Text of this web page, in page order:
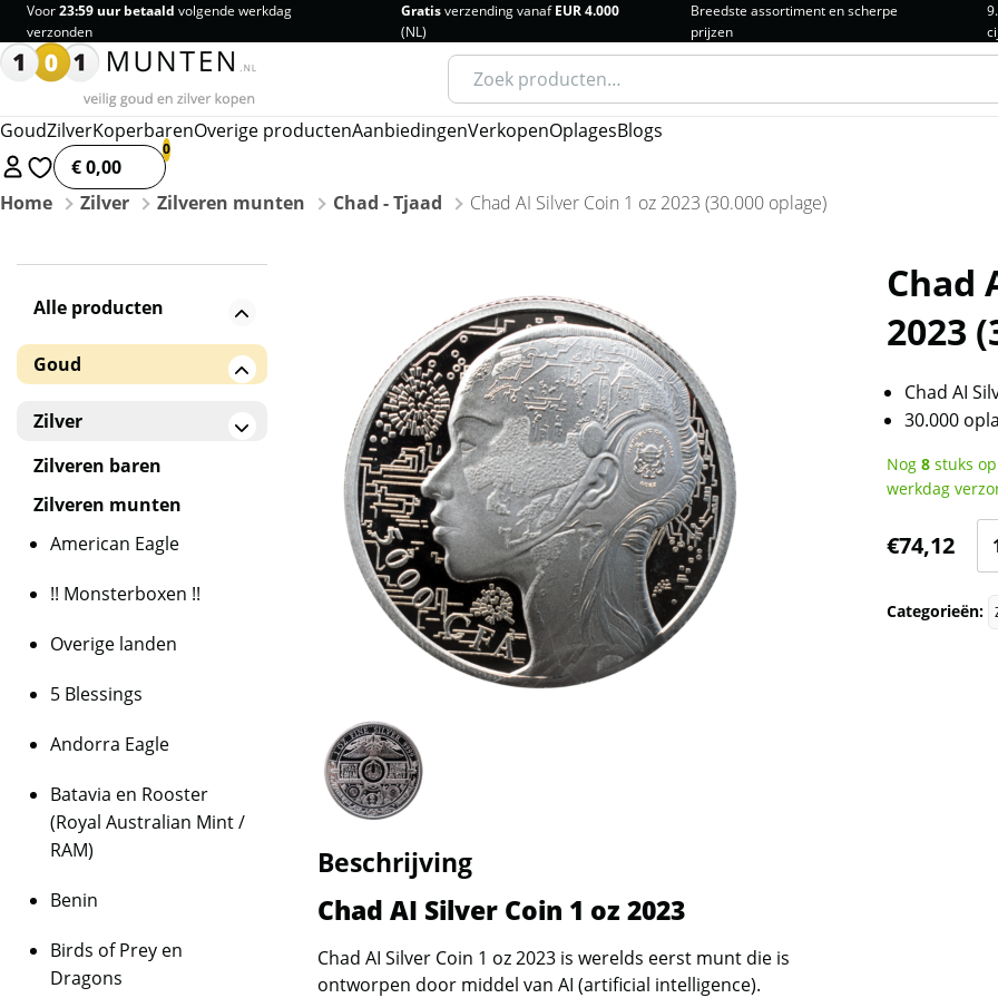
Voor23:59 uur betaald volgende werkdag
verzonden
Gratisverzending vanafEUR 4.000
(NL)
Breedste assortiment en scherpe
prijzen
Zoeken
naar:
GoudZilverKoperbarenOverige productenAanbiedingenVerkopenOplagesBlogs
€ 0,00
Home
Zilver Zilveren munten Chad - Tjaad Chad AI Silver Coin 1 oz 2023 (30.000 oplage)
Beschrijving
Chad AI Silver Coin 1 oz 2023
Chad AI Silver Coin 1 oz 2023 is werelds eerst munt die is
ontworpen door middel van AI (artificial intelligence).
Chad
2023
Chad AI
30.000
Nog8 stuks
werkdag
€74,12
Categorieën:
Alle producten
Goud
Gouden baren
Zilver
Zilveren baren
Zilveren munten
American Eagle
!! Monsterboxen !!
Overige landen
5 Blessings
Andorra Eagle
Batavia en Rooster
(Royal Australian Mint /
RAM)
Benin
Birds of Prey en
Dragons